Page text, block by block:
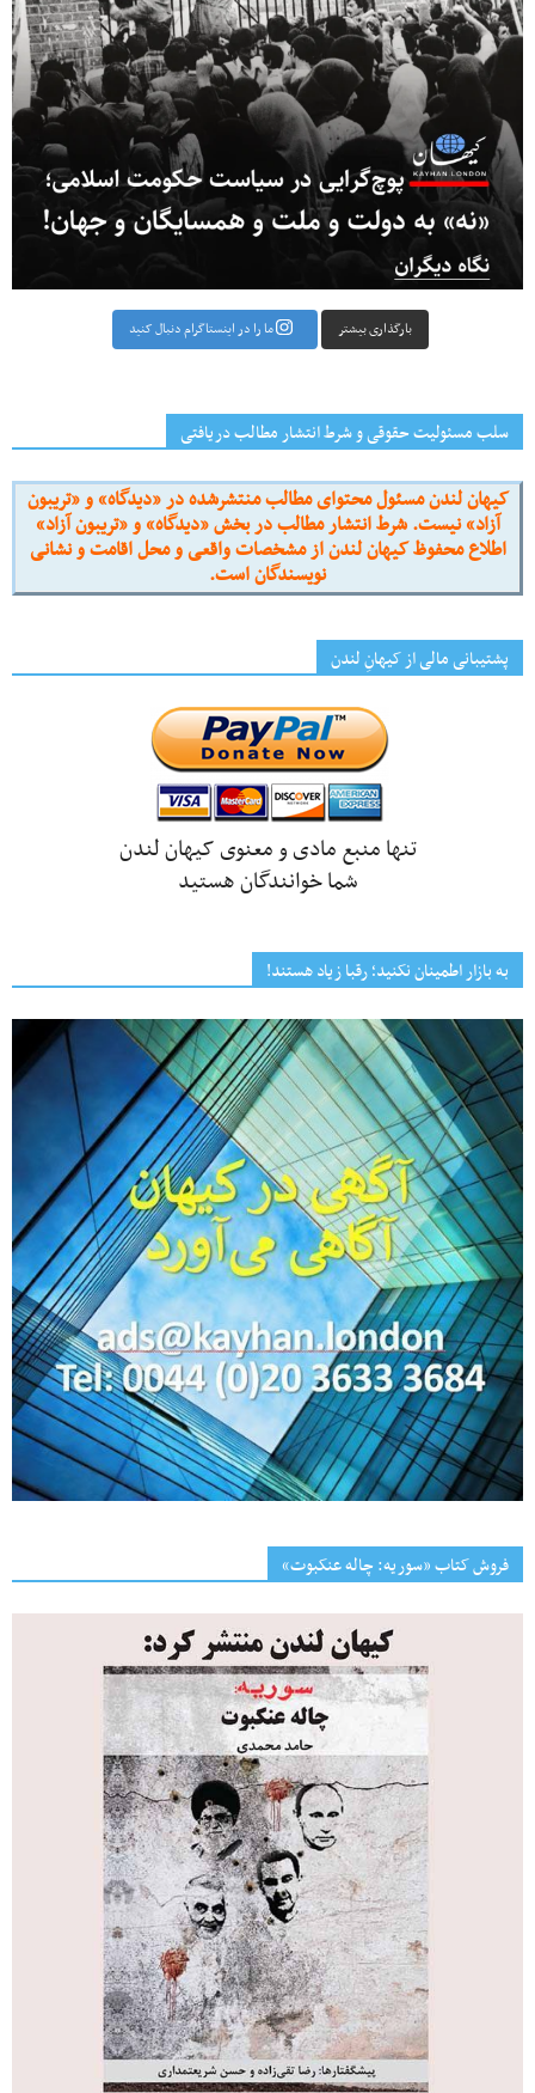
بارگذاری بیشتر ما را در اینستاگرام دنبال کنید
سلب مسئولیت حقوقی و شرط انتشار مطالب دریافتی
کیهان لندن مسئول محتوای مطالب منتشرشده در «دیدگاه» و «تریبون
آزاد» نیست. شرط انتشار مطالب در بخش «دیدگاه» و «تریبون آزاد»
اطلاع محفوظ کیهان لندن از مشخصات واقعی و محل اقامت و نشانی
نویسندگان است.
پشتیبانی مالی از کیهانِ لندن
تنها منبع مادی و معنوی کیهان لندن
شما خوانندگان هستید
به بازار اطمینان نکنید؛ رقبا زیاد هستند!
فروش کتاب «سوریه: چاله عنکبوت»